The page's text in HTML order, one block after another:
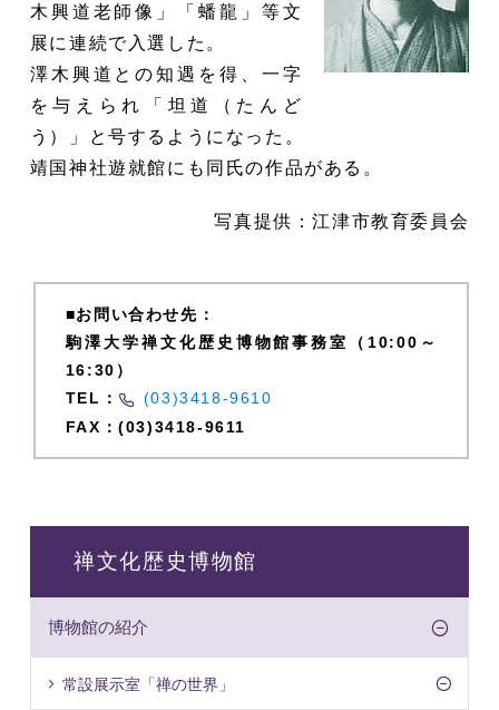
木興道老師像」「蟠龍」等文
展に連続で入選した。
澤木興道との知遇を得、一字
を与えられ「坦道（たんど
う）」と号するようになった。
靖国神社遊就館にも同氏の作品がある。
写真提供：江津市教育委員会
■お問い合わせ先：
駒澤大学禅文化歴史博物館事務室（10:00～
16:30）
TEL：
(03)3418-9610
FAX：(03)3418-9611
禅文化歴史博物館
博物館の紹介
常設展示室「禅の世界」